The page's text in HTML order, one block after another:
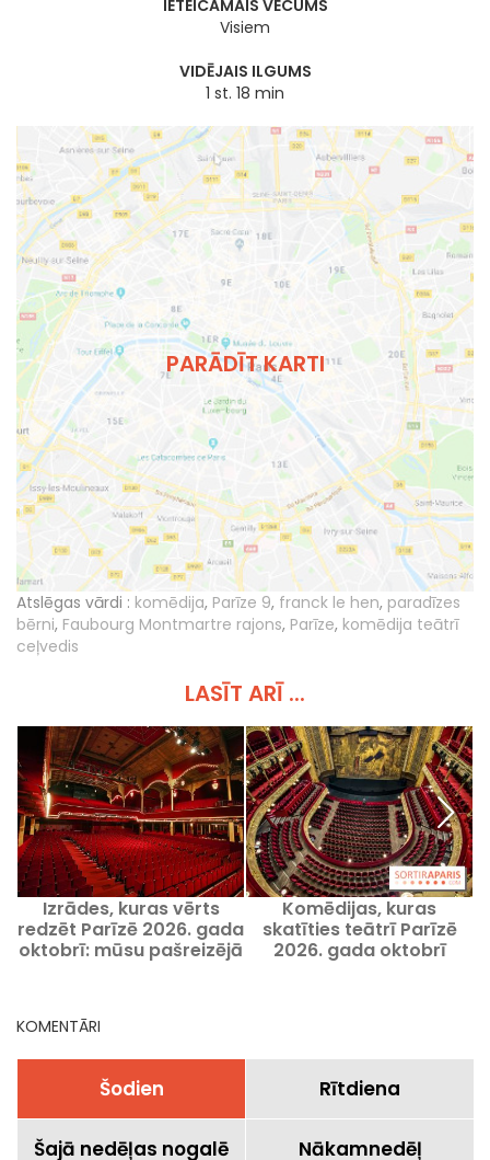
IETEICAMAIS VECUMS
Visiem
VIDĒJAIS ILGUMS
1 st. 18 min
PARĀDĪT KARTI
Atslēgas vārdi : komēdija, Parīze 9, franck le hen, paradīzes
bērni, Faubourg Montmartre rajons, Parīze, komēdija teātrī
ceļvedis
LASĪT ARĪ ...
Izrādes, kuras vērts
redzēt Parīzē 2026. gada
oktobrī: mūsu pašreizējā
Komēdijas, kuras
skatīties teātrī Parīzē
2026. gada oktobrī
KOMENTĀRI
Šodien Rītdiena
Šajā nedēļas nogalē Nākamnedēļ